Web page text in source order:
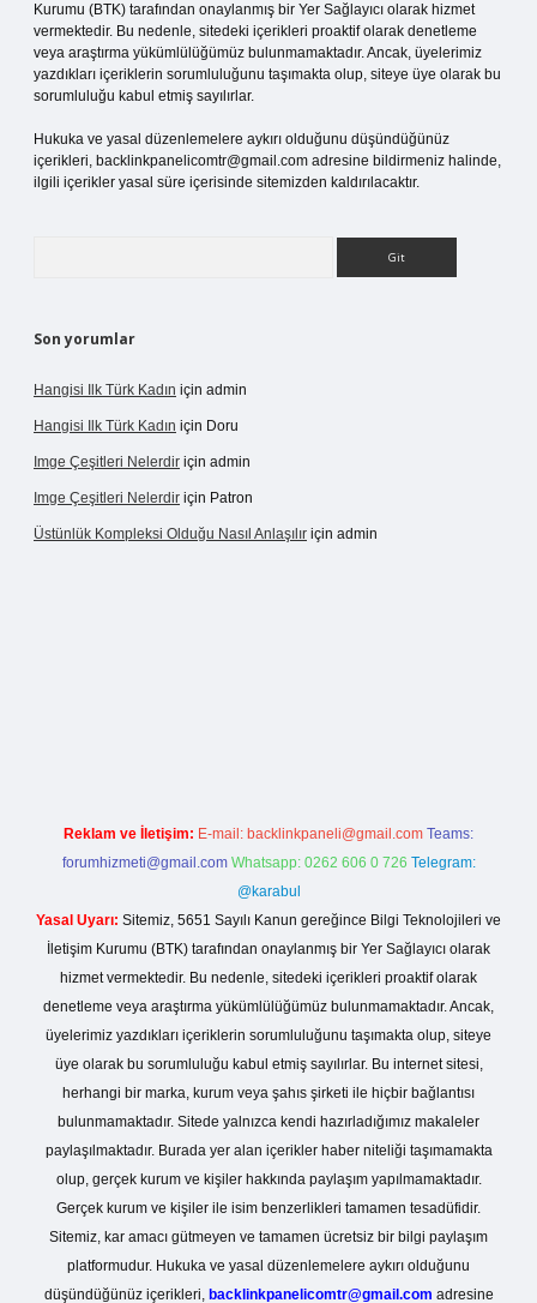
Kurumu (BTK) tarafından onaylanmış bir Yer Sağlayıcı olarak hizmet
vermektedir. Bu nedenle, sitedeki içerikleri proaktif olarak denetleme
veya araştırma yükümlülüğümüz bulunmamaktadır. Ancak, üyelerimiz
yazdıkları içeriklerin sorumluluğunu taşımakta olup, siteye üye olarak bu
sorumluluğu kabul etmiş sayılırlar.
Hukuka ve yasal düzenlemelere aykırı olduğunu düşündüğünüz
içerikleri, backlinkpanelicomtr@gmail.com adresine bildirmeniz halinde,
ilgili içerikler yasal süre içerisinde sitemizden kaldırılacaktır.
Son yorumlar
Hangisi Ilk Türk Kadın için admin
Hangisi Ilk Türk Kadın için Doru
Imge Çeşitleri Nelerdir için admin
Imge Çeşitleri Nelerdir için Patron
Üstünlük Kompleksi Olduğu Nasıl Anlaşılır için admin
Reklam ve İletişim: E-mail: backlinkpaneli@gmail.com Teams:
forumhizmeti@gmail.com Whatsapp: 0262 606 0 726 Telegram:
@karabul
Yasal Uyarı: Sitemiz, 5651 Sayılı Kanun gereğince Bilgi Teknolojileri ve
İletişim Kurumu (BTK) tarafından onaylanmış bir Yer Sağlayıcı olarak
hizmet vermektedir. Bu nedenle, sitedeki içerikleri proaktif olarak
denetleme veya araştırma yükümlülüğümüz bulunmamaktadır. Ancak,
üyelerimiz yazdıkları içeriklerin sorumluluğunu taşımakta olup, siteye
üye olarak bu sorumluluğu kabul etmiş sayılırlar. Bu internet sitesi,
herhangi bir marka, kurum veya şahıs şirketi ile hiçbir bağlantısı
bulunmamaktadır. Sitede yalnızca kendi hazırladığımız makaleler
paylaşılmaktadır. Burada yer alan içerikler haber niteliği taşımamakta
olup, gerçek kurum ve kişiler hakkında paylaşım yapılmamaktadır.
Gerçek kurum ve kişiler ile isim benzerlikleri tamamen tesadüfidir.
Sitemiz, kar amacı gütmeyen ve tamamen ücretsiz bir bilgi paylaşım
platformudur. Hukuka ve yasal düzenlemelere aykırı olduğunu
düşündüğünüz içerikleri, backlinkpanelicomtr@gmail.com adresine